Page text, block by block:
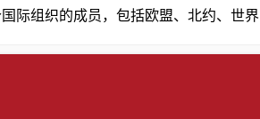
际组织的成员，包括欧盟、北约、世界